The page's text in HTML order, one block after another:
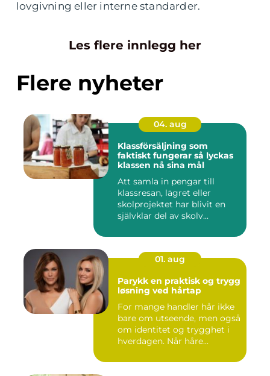
lovgivning eller interne standarder.
Les flere innlegg her
Flere nyheter
04. aug
Klassförsäljning som
faktiskt fungerar så lyckas
klassen nå sina mål
Att samla in pengar till
klassresan, lägret eller
skolprojektet har blivit en
självklar del av skolv...
01. aug
Parykk en praktisk og trygg
løsning ved hårtap
For mange handler hår ikke
bare om utseende, men også
om identitet og trygghet i
hverdagen. Når håre...